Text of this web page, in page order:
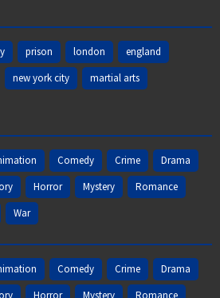
prison london
england
new york city
martial arts
Comedy Crime
Drama
Horror Mystery
Romance
War
Comedy Crime
Drama